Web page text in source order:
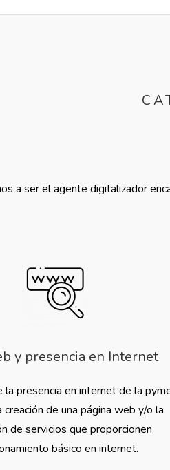
a ser el agente digitalizador
y presencia en Internet
la presencia en internet de la
de una página web y/o la
de servicios que proporcionen
básico en internet.